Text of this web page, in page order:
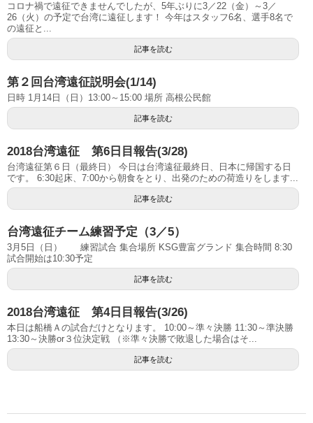
コロナ禍で遠征できませんでしたが、5年ぶりに3／22（金）～3／
26（火）の予定で台湾に遠征します！ 今年はスタッフ6名、選手8名で
の遠征と...
記事を読む
第２回台湾遠征説明会(1/14)
日時 1月14日（日）13:00～15:00 場所 高根公民館
記事を読む
2018台湾遠征 第6日目報告(3/28)
台湾遠征第６日（最終日） 今日は台湾遠征最終日、日本に帰国する日
です。 6:30起床、7:00から朝食をとり、出発のための荷造りをします...
記事を読む
台湾遠征チーム練習予定（3／5）
3月5日（日） 練習試合 集合場所 KSG豊富グランド 集合時間 8:30
試合開始は10:30予定
記事を読む
2018台湾遠征 第4日目報告(3/26)
本日は船橋Ａの試合だけとなります。 10:00～準々決勝 11:30～準決勝
13:30～決勝or３位決定戦 （※準々決勝で敗退した場合はそ...
記事を読む